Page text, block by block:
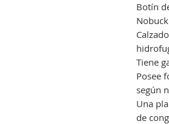
Botín
Nobuck
Tiene
Posee
según
Una
de